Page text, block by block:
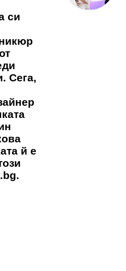
си
Сега,
й е